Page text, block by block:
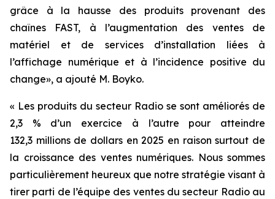
grâce à la hausse des produits provenant des
chaînes FAST, à l’augmentation des ventes de
matériel et de services d’installation liées à
l’affichage numérique et à l’incidence positive du
change», a ajouté M. Boyko.
« Les produits du secteur Radio se sont améliorés de
2,3 % d’un exercice à l’autre pour atteindre
132,3 millions de dollars en 2025 en raison surtout de
la croissance des ventes numériques. Nous sommes
particulièrement heureux que notre stratégie visant à
tirer parti de l’équipe des ventes du secteur Radio au